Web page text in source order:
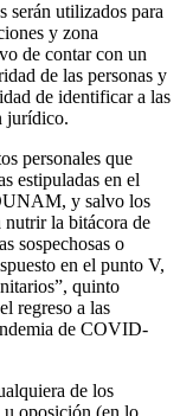
serán utilizados para
y zona
de contar con un
de las personas y
de identificar a las
jurídico.
personales que
estipuladas en el
y salvo los
nutrir la bitácora de
sospechosas o
en el punto V,
quinto
regreso a las
de COVID-
de los